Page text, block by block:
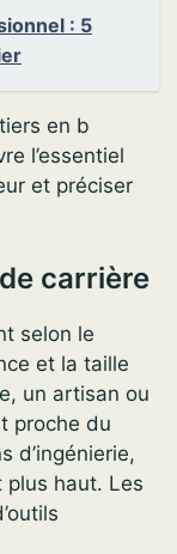
: 5
en b
l’essentiel
et préciser
carrière
selon le
et la taille
un artisan ou
proche du
d’ingénierie,
haut. Les